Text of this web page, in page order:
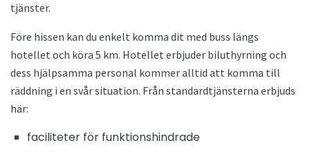
tjänster.
Före hissen kan du enkelt komma dit med buss längs
hotellet och köra 5 km. Hotellet erbjuder biluthyrning och
dess hjälpsamma personal kommer alltid att komma till
räddning i en svår situation. Från standardtjänsterna erbjuds
här:
faciliteter för funktionshindrade